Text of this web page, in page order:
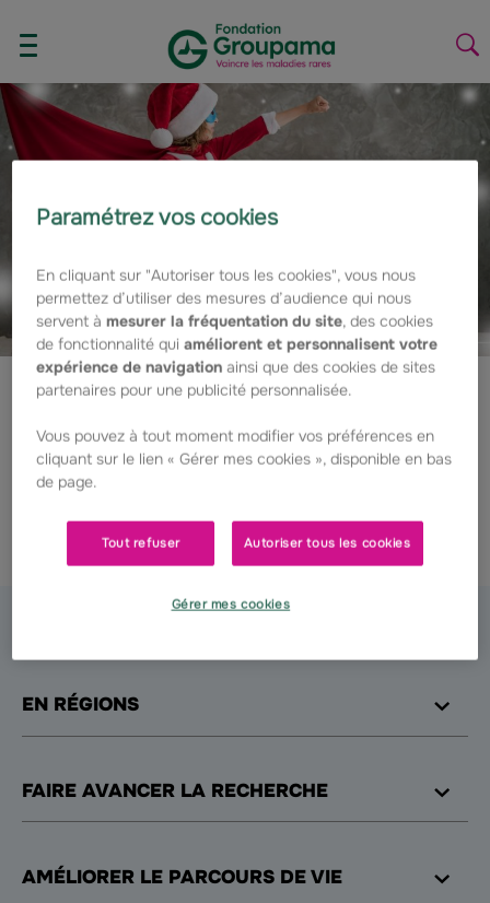
Aller à la navigation
AFFICHER/MASQUER
MENU
la
La Fondation Groupama vous
souhaite de passer d'agréables fêtes
de Noël.
EN RÉGIONS
FAIRE AVANCER LA RECHERCHE
AMÉLIORER LE PARCOURS DE VIE
Paramétrez vos cookies
En cliquant sur "Autoriser tous les cookies", vous nous
permettez d’utiliser des mesures d’audience qui nous
servent àmesurer la fréquentation du site, des cookies
de fonctionnalité quiaméliorent et personnalisent votre
expérience de navigation ainsi que des cookies de sites
partenaires pour une publicité personnalisée.
Vous pouvez à tout moment modifier vos préférences en
cliquant sur le lien « Gérer mes cookies », disponible en bas
de page.
Tout refuser Autoriser tous les cookies
Gérer mes cookies